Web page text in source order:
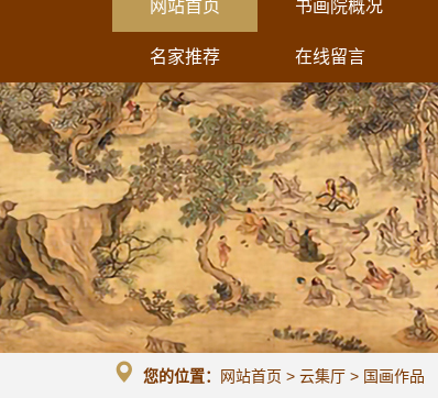
网站首页 书画院概况
名家推荐 在线留言
您的位置： 网站首页 > 云集厅 > 国画作品